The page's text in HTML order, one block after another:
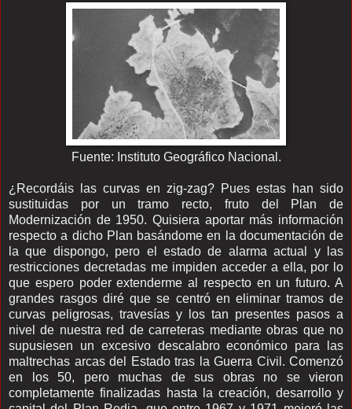
Fuente: Instituto Geográfico Nacional.
¿Recordáis las curvas en zig-zag? Pues estas han sido
sustituidas por un tramo recto, fruto del Plan de
Modernización de 1950. Quisiera aportar más información
respecto a dicho Plan basándome en la documentación de
la que dispongo, pero el estado de alarma actual y las
restricciones decretadas me impiden acceder a ella, por lo
que espero poder extenderme al respecto en un futuro. A
grandes rasgos diré que se centró en eliminar tramos de
curvas peligrosas, travesías y los tan presentes pasos a
nivel de nuestra red de carreteras mediante obras que no
supusiesen un excesivo descalabro económico para las
maltrechas arcas del Estado tras la Guerra Civil. Comenzó
en los 50, pero muchas de sus obras no se vieron
completamente finalizadas hasta la creación, desarrollo y